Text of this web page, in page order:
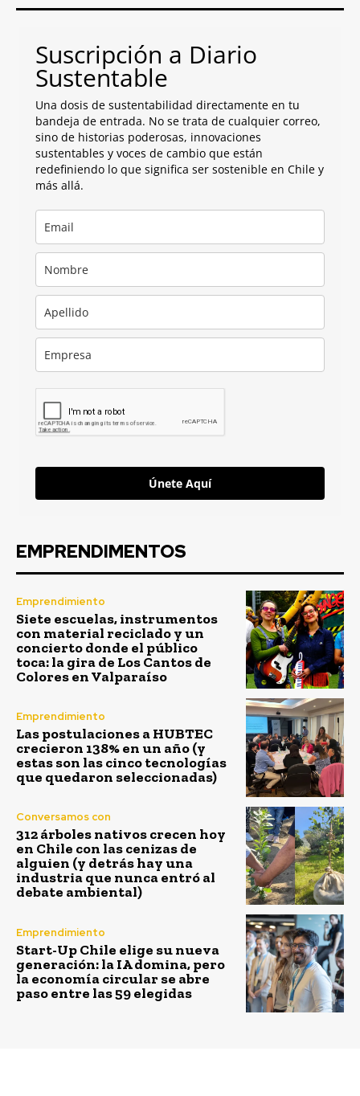
Suscripción a Diario
Sustentable
Una dosis de sustentabilidad directamente en tu
bandeja de entrada. No se trata de cualquier correo,
sino de historias poderosas, innovaciones
sustentables y voces de cambio que están
redefiniendo lo que significa ser sostenible en Chile y
más allá.
Únete Aquí
EMPRENDIMENTOS
Emprendimiento
Siete escuelas, instrumentos
con material reciclado y un
concierto donde el público
toca: la gira de Los Cantos de
Colores en Valparaíso
Emprendimiento
Las postulaciones a HUBTEC
crecieron 138% en un año (y
estas son las cinco tecnologías
que quedaron seleccionadas)
Conversamos con
312 árboles nativos crecen hoy
en Chile con las cenizas de
alguien (y detrás hay una
industria que nunca entró al
debate ambiental)
Emprendimiento
Start-Up Chile elige su nueva
generación: la IA domina, pero
la economía circular se abre
paso entre las 59 elegidas